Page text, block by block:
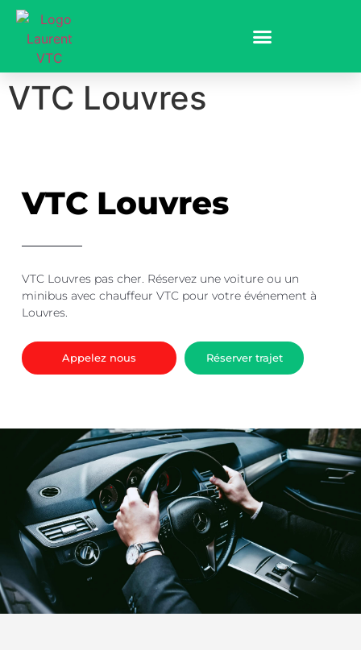
VTC Louvres
VTC Louvres
VTC Louvrespas cher. Réservez une voiture ou un
minibus avec chauffeur VTC pour votre événement à
Louvres.
Appelez nous Réserver trajet